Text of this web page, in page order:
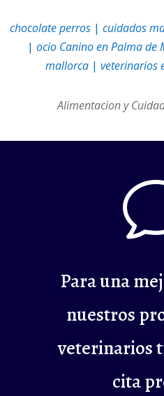
chocolate perros| cuidados
| ocio Canino en Palma de
mallorca | veterinarios
Alimentacion y
Para una
nuestros
veterinarios
cita